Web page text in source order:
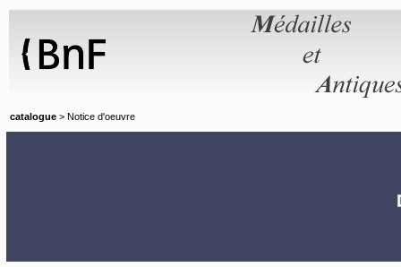
catalogue > Notice d'oeuvre